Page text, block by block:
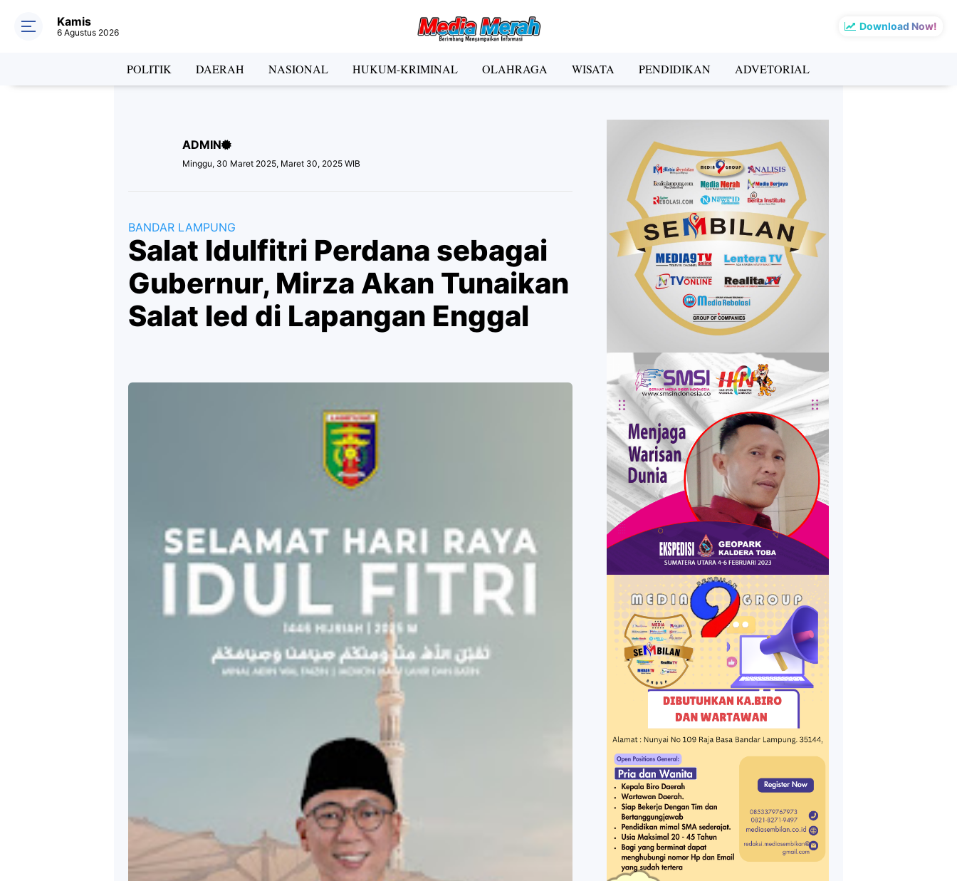
Header Social Media
Facebook
Download Now!
Kamis
6 Agustus 2026
POLITIK DAERAH NASIONAL HUKUM-KRIMINAL OLAHRAGA WISATA PENDIDIKAN ADVETORIAL
ADMIN
Minggu, 30 Maret 2025, Maret 30, 2025 WIB
BANDAR LAMPUNG
Salat Idulfitri Perdana sebagai
Gubernur, Mirza Akan Tunaikan
Salat Ied di Lapangan Enggal